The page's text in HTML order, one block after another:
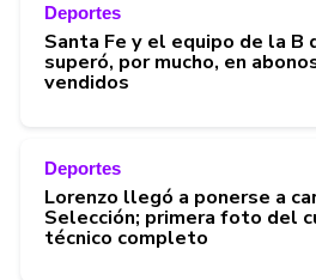
Deportes
Santa Fe y el equipo de la B
superó, por mucho, en
vendidos
Deportes
Lorenzo llegó a ponerse a
Selección; primera foto del
técnico completo